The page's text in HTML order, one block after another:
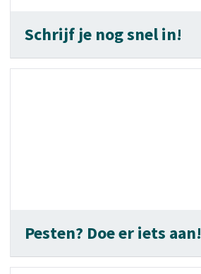
Schrijf je nog snel in!
Pesten? Doe er iets aan!